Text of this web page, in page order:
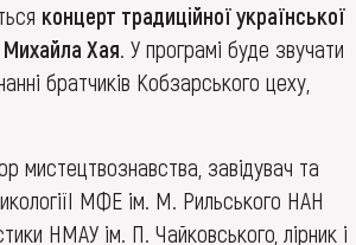
концерт традиційної української
Михайла Хая. У програмі буде звучати
братчиків Кобзарського цеху,
мистецтвознавства, завідувач та
МФЕ ім. М. Рильського НАН
НМАУ ім. П. Чайковського, лірник і